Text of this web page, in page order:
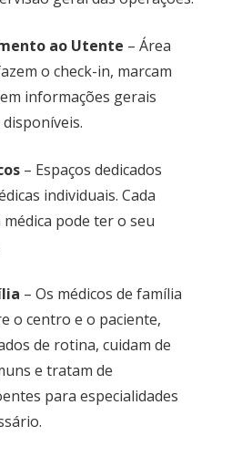
ao Utente – Área
o check-in, marcam
informações gerais
– Espaços dedicados
individuais. Cada
pode ter o seu
– Os médicos de família
o centro e o paciente,
de rotina, cuidam de
e tratam de
para especialidades